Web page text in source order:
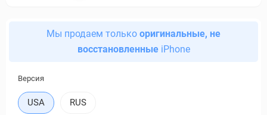
Мы продаем только оригинальные, не
восстановленныеiPhone
Версия
USA RUS